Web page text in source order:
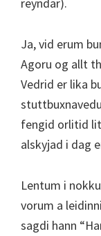
Ja, vid erum
Agoru og allt
Vedrid er lika
fengid orlitid
alskyjad i dag
Lentum i
vorum a
sagdi hann